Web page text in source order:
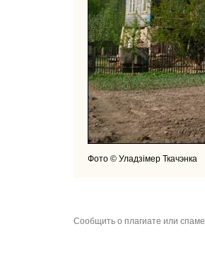
Фото © Уладзімер Ткачэнка
Сообщить о плагиате или спаме